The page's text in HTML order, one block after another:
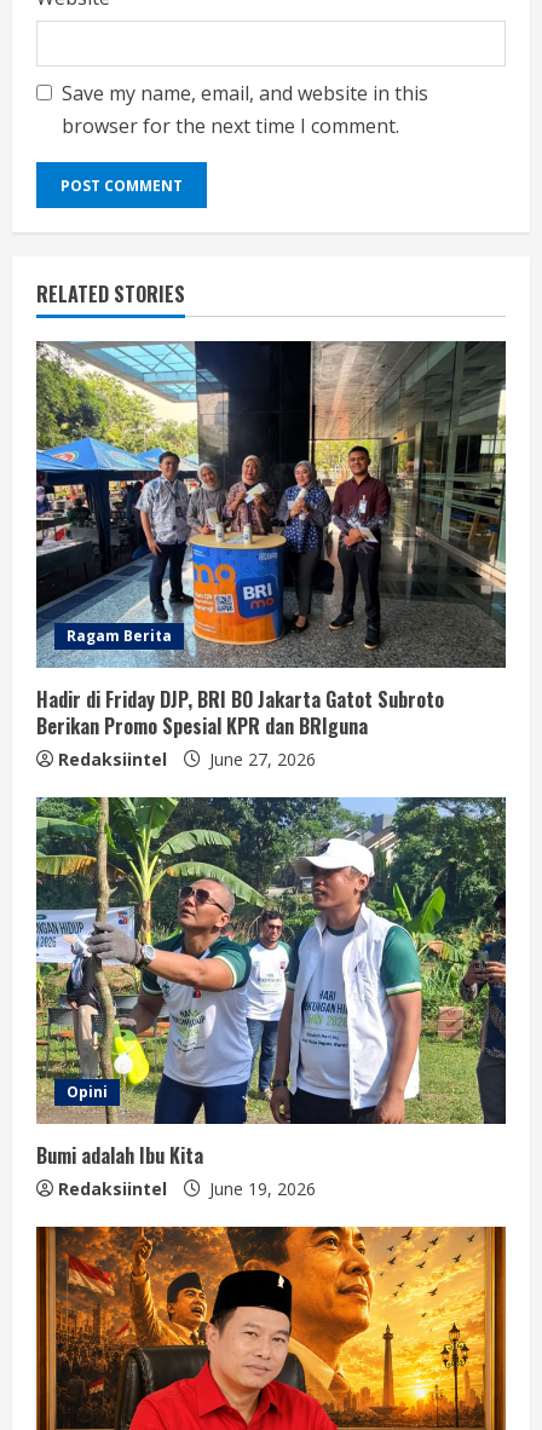
Save my name, email, and website in this
browser for the next time I comment.
RELATED STORIES
Ragam Berita
Hadir di Friday DJP, BRI BO Jakarta Gatot Subroto
Berikan Promo Spesial KPR dan BRIguna
Redaksiintel June 27, 2026
Opini
Bumi adalah Ibu Kita
Redaksiintel June 19, 2026